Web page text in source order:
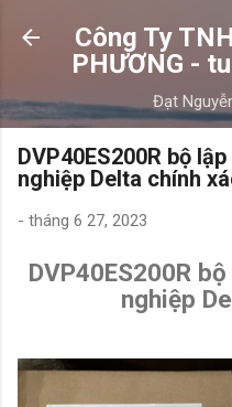
Chuyển
Công Ty
PHƯƠNG -
Đạt
DVP40ES200R bộ
nghiệp Delta chính
- tháng 6 27, 2023
DVP40ES200R
nghiệp